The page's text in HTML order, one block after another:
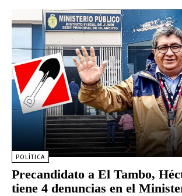
POLÍTICA
Precandidato a El Tambo,
tiene 4 denuncias en el